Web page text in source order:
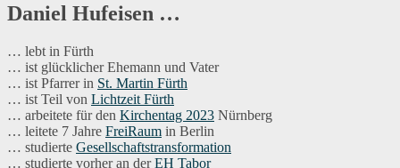
Daniel Hufeisen …
… lebt in Fürth
… ist glücklicher Ehemann und Vater
… ist Pfarrer in St. Martin Fürth
… ist Teil von Lichtzeit Fürth
… arbeitete für den Kirchentag 2023 Nürnberg
… leitete 7 Jahre FreiRaum in Berlin
… studierte Gesellschaftstransformation
… studierte vorher an derEH Tabor